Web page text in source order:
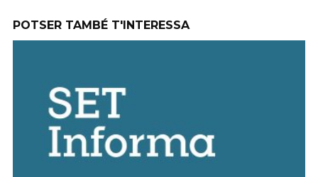
POTSER TAMBÉ T'INTERESSA